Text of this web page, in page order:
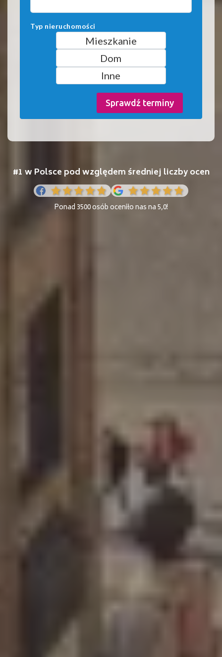
Typ nieruchomości
Mieszkanie
Dom
Inne
Sprawdź terminy
#1 w Polsce pod względem średniej liczby ocen
Ponad 3500 osób oceniło nas na 5,0!